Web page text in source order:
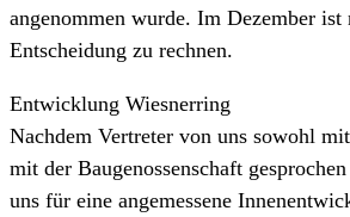
angenommen wurde. Im Dezember ist
Entscheidung zu rechnen.
Entwicklung Wiesnerring
Nachdem Vertreter von uns sowohl
mit der Baugenossenschaft
uns für eine angemessene